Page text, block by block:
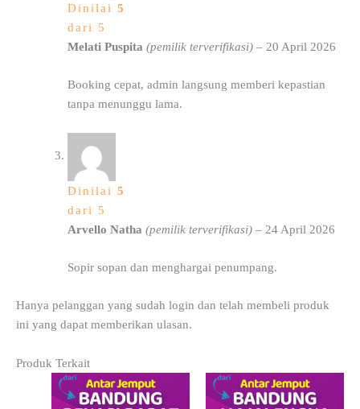
Dinilai 5
dari 5
Melati Puspita (pemilik terverifikasi) – 20 April 2026
Booking cepat, admin langsung memberi kepastian
tanpa menunggu lama.
Dinilai 5
dari 5
Arvello Natha (pemilik terverifikasi) – 24 April 2026
Sopir sopan dan menghargai penumpang.
Hanya pelanggan yang sudah login dan telah membeli produk
ini yang dapat memberikan ulasan.
Produk Terkait